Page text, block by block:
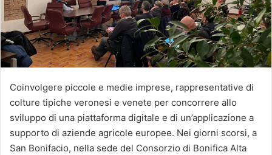
Coinvolgere piccole e medie imprese, rappresentative di
colture tipiche veronesi e venete per concorrere allo
sviluppo di una piattaforma digitale e di un’applicazione a
supporto di aziende agricole europee. Nei giorni scorsi, a
San Bonifacio, nella sede del Consorzio di Bonifica Alta